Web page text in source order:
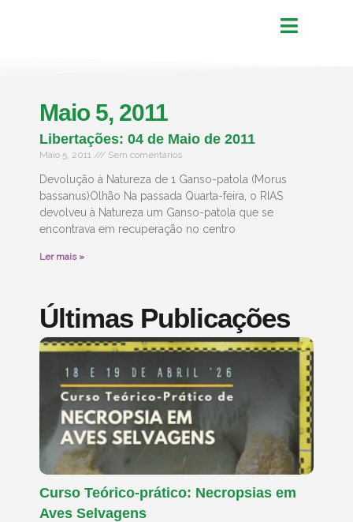
Maio 5, 2011
Libertações: 04 de Maio de 2011
Maio 5, 2011 Sem comentários
Devolução à Natureza de 1 Ganso-patola (Morus
bassanus)Olhão Na passada Quarta-feira, o RIAS
devolveu à Natureza um Ganso-patola que se
encontrava em recuperação no centro
Ler mais »
Últimas Publicações
Curso Teórico-prático: Necropsias em
Aves Selvagens